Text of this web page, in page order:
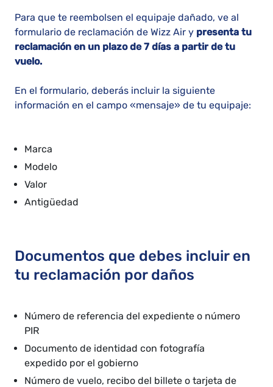
Para que te reembolsen el equipaje dañado, ve al
formulario de reclamación de Wizz Air y presenta tu
reclamación en un plazo de 7 días a partir de tu
vuelo.
En el formulario, deberás incluir la siguiente
información en el campo «mensaje» de tu equipaje:
Marca
Modelo
Valor
Antigüedad
Documentos que debes incluir en
tu reclamación por daños
Número de referencia del expediente o número
PIR
Documento de identidad con fotografía
expedido por el gobierno
Número de vuelo, recibo del billete o tarjeta de